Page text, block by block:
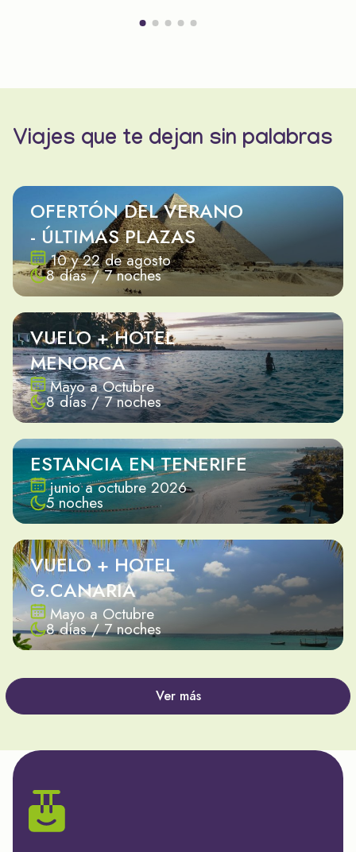
Viajes que te dejan sin palabras
OFERTÓN DEL VERANO
- ÚLTIMAS PLAZAS
10 y 22 de agosto
8 días / 7 noches
VUELO + HOTEL
MENORCA
Mayo a Octubre
8 días / 7 noches
ESTANCIA EN TENERIFE
junio a octubre 2026
5 noches
VUELO + HOTEL
G.CANARIA
Mayo a Octubre
8 días / 7 noches
Ver más